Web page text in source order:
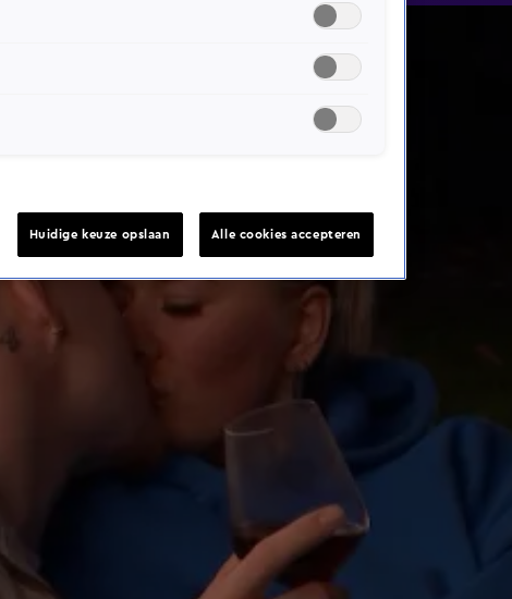
Huidige keuze opslaan Alle cookies accepteren